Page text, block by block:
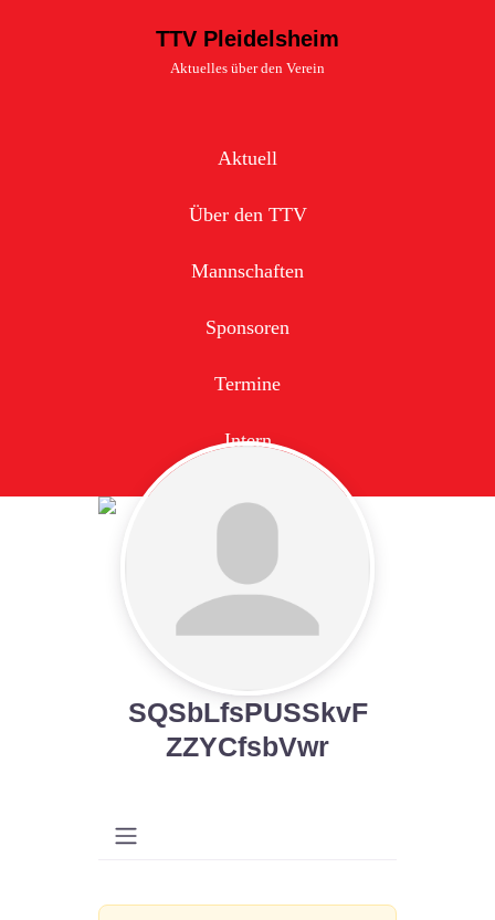
TTV Pleidelsheim
Aktuelles über den Verein
Aktuell
Über den TTV
Mannschaften
Sponsoren
Termine
Intern
SQSbLfsPUSSkvF
ZZYCfsbVwr